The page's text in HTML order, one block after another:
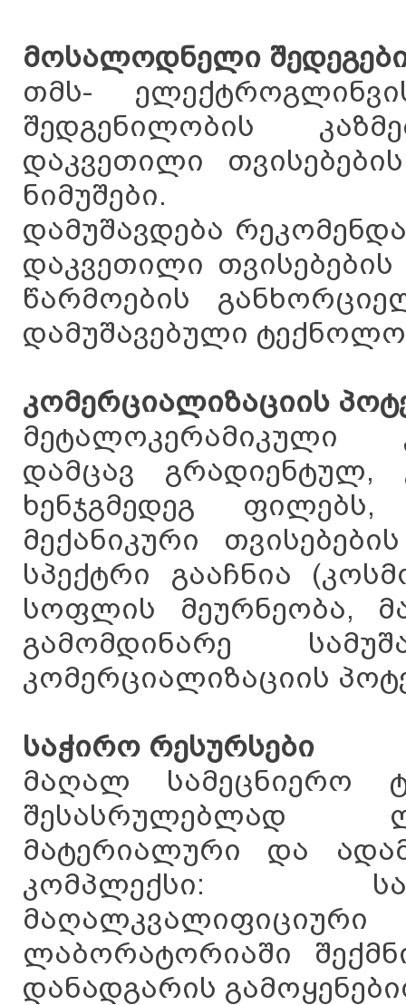
მოსალოდნელი
თმს-
შედგენილობის
დაკვეთილი
ნიმუშები.
დამუშავდება
დაკვეთილი
წარმოების
დამუშავებული
კომერციალიზაციის
მეტალოკერამიკული
დამცავ გრადიენტულ,
ხენჯგმედეგ
მექანიკური
სპექტრი გააჩნია
სოფლის მეურნეობა,
გამომდინარე
კომერციალიზაციის
საჭირო რესურსები
მაღალ სამეცნიერო
შესასრულებლად
მატერიალური და
კომპლექსი:
ლაბორატორიაში
დანადგარის